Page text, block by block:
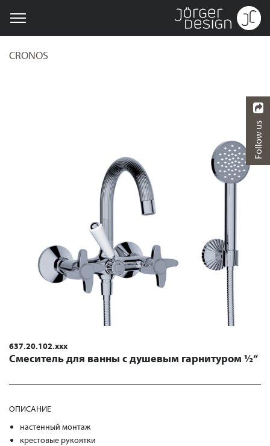
CRONOS
637.20.102.xxx
Смеситель для ванны с душевым гарнитуром ½“
ОПИСАНИЕ
настенный монтаж
крестовые рукоятки
Follow us